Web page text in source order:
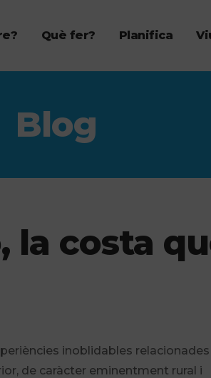
Què fer? Planifica
Blog
la costa
inoblidables
de caràcter eminentment rural i